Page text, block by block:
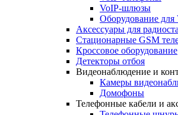
VoIP-шлюзы
Оборудование для
Аксессуары для
Стационарные GSM
Кроссовое оборудование
Детекторы отбоя
Видеонаблюдение и
Камеры
Домофоны
Телефонные кабели и